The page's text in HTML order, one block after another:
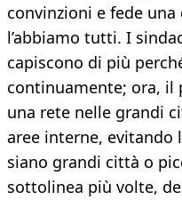
convinzioni e fede
l’abbiamo tutti. I
capiscono di più
continuamente; ora, il
una rete nelle grandi
aree interne, evitando
siano grandi città o
sottolinea più volte,